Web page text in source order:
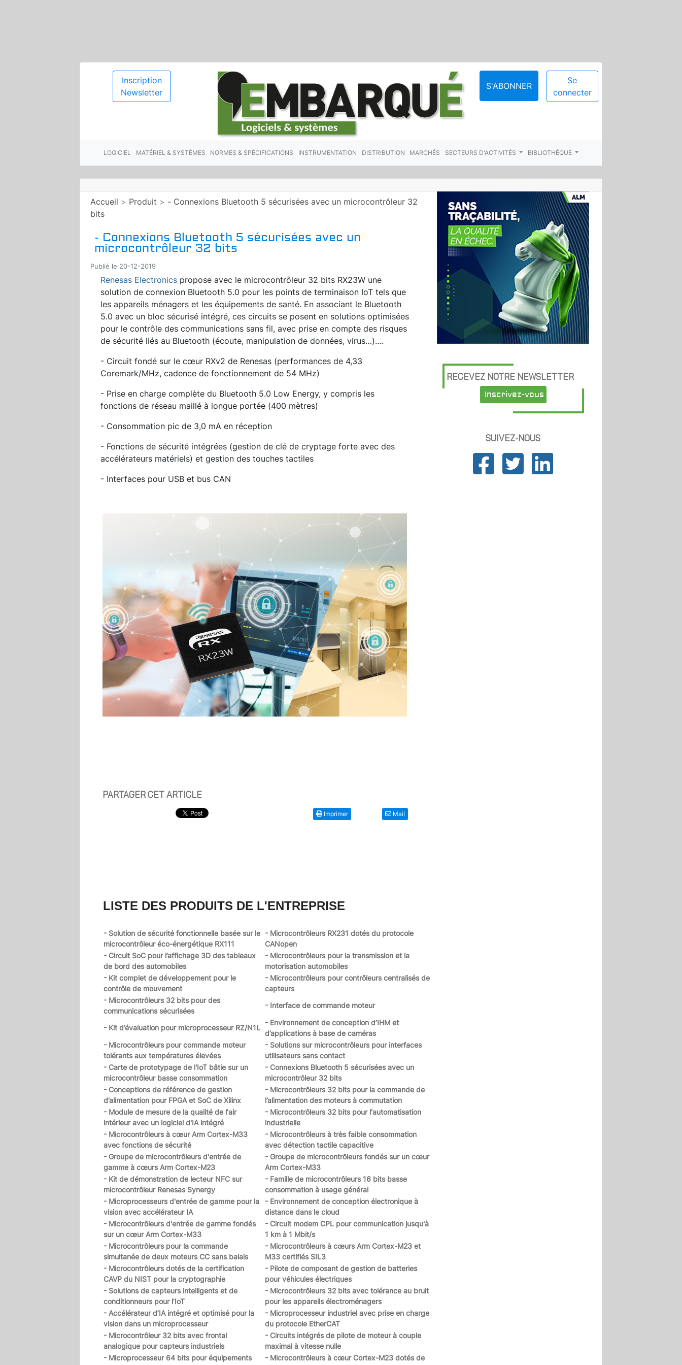
Inscription
Newsletter
S'ABONNER
Se
connecter
LOGICIEL MATÉRIEL & SYSTÈMES NORMES & SPÉCIFICATIONS INSTRUMENTATION DISTRIBUTION MARCHÉS SECTEURS D'ACTIVITÉS BIBLIOTHÈQUE
Accueil > Produit > - Connexions Bluetooth 5 sécurisées avec un microcontrôleur 32
bits
- Connexions Bluetooth 5 sécurisées avec un
microcontrôleur 32 bits
Publié le 20-12-2019
Renesas Electronics propose avec le microcontrôleur 32 bits RX23W une
solution de connexion Bluetooth 5.0 pour les points de terminaison IoT tels que
les appareils ménagers et les équipements de santé. En associant le Bluetooth
5.0 avec un bloc sécurisé intégré, ces circuits se posent en solutions optimisées
pour le contrôle des communications sans fil, avec prise en compte des risques
de sécurité liés au Bluetooth (écoute, manipulation de données, virus…)....
- Circuit fondé sur le cœur RXv2 de Renesas (performances de 4,33
Coremark/MHz, cadence de fonctionnement de 54 MHz)
- Prise en charge complète du Bluetooth 5.0 Low Energy, y compris les
fonctions de réseau maillé à longue portée (400 mètres)
- Consommation pic de 3,0 mA en réception
- Fonctions de sécurité intégrées (gestion de clé de cryptage forte avec des
accélérateurs matériels) et gestion des touches tactiles
- Interfaces pour USB et bus CAN
PARTAGER CET ARTICLE
Imprimer Mail
LISTE DES PRODUITS DE L'ENTREPRISE
- Solution de sécurité fonctionnelle basée sur le
microcontrôleur éco-énergétique RX111
- Microcontrôleurs RX231 dotés du protocole
CANopen
- Circuit SoC pour l’affichage 3D des tableaux
de bord des automobiles
- Microcontrôleurs pour la transmission et la
motorisation automobiles
- Kit complet de développement pour le
contrôle de mouvement
- Microcontrôleurs pour contrôleurs centralisés de
capteurs
- Microcontrôleurs 32 bits pour des
communications sécurisées
- Interface de commande moteur
- Kit d’évaluation pour microprocesseur RZ/N1L
- Environnement de conception d’IHM et
d’applications à base de caméras
- Microcontrôleurs pour commande moteur
tolérants aux températures élevées
- Solutions sur microcontrôleurs pour interfaces
utilisateurs sans contact
- Carte de prototypage de l'IoT bâtie sur un
microcontrôleur basse consommation
- Connexions Bluetooth 5 sécurisées avec un
microcontrôleur 32 bits
- Conceptions de référence de gestion
d’alimentation pour FPGA et SoC de Xilinx
- Microcontrôleurs 32 bits pour la commande de
l’alimentation des moteurs à commutation
- Module de mesure de la qualité de l'air
intérieur avec un logiciel d'IA intégré
- Microcontrôleurs 32 bits pour l'automatisation
industrielle
- Microcontrôleurs à cœur Arm Cortex-M33
avec fonctions de sécurité
- Microcontrôleurs à très faible consommation
avec détection tactile capacitive
- Groupe de microcontrôleurs d'entrée de
gamme à cœurs Arm Cortex-M23
- Groupe de microcontrôleurs fondés sur un cœur
Arm Cortex-M33
- Kit de démonstration de lecteur NFC sur
microcontrôleur Renesas Synergy
- Famille de microcontrôleurs 16 bits basse
consommation à usage général
- Microprocesseurs d'entrée de gamme pour la
vision avec accélérateur IA
- Environnement de conception électronique à
distance dans le cloud
- Microcontrôleurs d'entrée de gamme fondés
sur un cœur Arm Cortex-M33
- Circuit modem CPL pour communication jusqu'à
1 km à 1 Mbit/s
- Microcontrôleurs pour la commande
simultanée de deux moteurs CC sans balais
- Microcontrôleurs à cœurs Arm Cortex-M23 et
M33 certifiés SIL3
- Microcontrôleurs dotés de la certification
CAVP du NIST pour la cryptographie
- Pilote de composant de gestion de batteries
pour véhicules électriques
- Solutions de capteurs intelligents et de
conditionneurs pour l’IoT
- Microcontrôleurs 32 bits avec tolérance au bruit
pour les appareils électroménagers
- Accélérateur d’IA intégré et optimisé pour la
vision dans un microprocesseur
- Microprocesseur industriel avec prise en charge
du protocole EtherCAT
- Microcontrôleur 32 bits avec frontal
analogique pour capteurs industriels
- Circuits intégrés de pilote de moteur à couple
maximal à vitesse nulle
- Microprocesseur 64 bits pour équipements
- Microcontrôleurs à cœur Cortex-M23 dotés de
RECEVEZ NOTRE NEWSLETTER
Inscrivez-vous
SUIVEZ-NOUS